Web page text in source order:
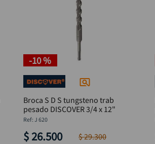
-10 %
Broca S D S tungsteno trab
pesado DISCOVER 3/4 x 12"
: J 620
$ 26.500 $29.300